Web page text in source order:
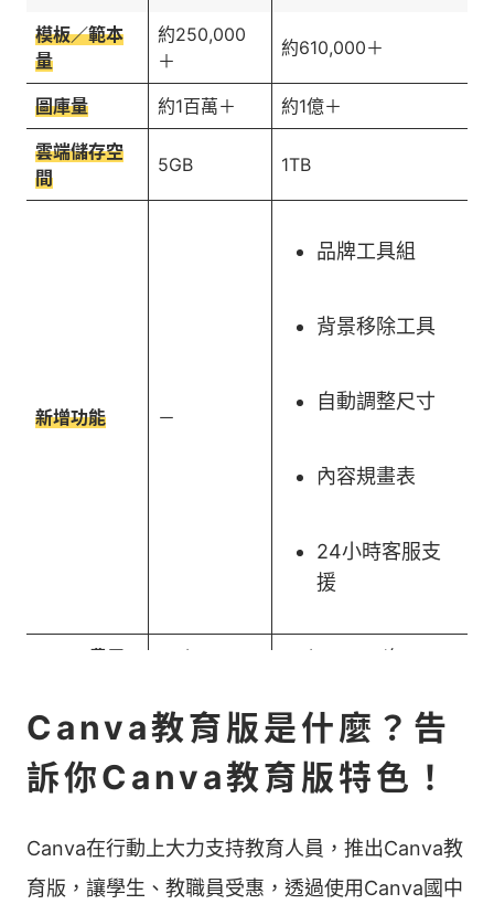
模板／範本
量
約250,000
＋
約610,000＋
圖庫量 約1百萬＋ 約1億＋
雲端儲存空
間
5GB 1TB
新增功能 －
品牌工具組
背景移除工具
自動調整尺寸
內容規畫表
24小時客服支
援
Canva費用 US$0 US$119.99／年
Canva教育版是什麼？告
訴你Canva教育版特色！
Canva在行動上大力支持教育人員，推出Canva教
育版，讓學生、教職員受惠，透過使用Canva國中